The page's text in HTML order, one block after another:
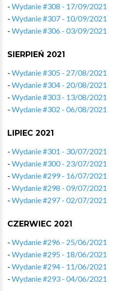
- Wydanie #308 - 17/09/2021
- Wydanie #307 - 10/09/2021
- Wydanie #306 - 03/09/2021
SIERPIEŃ 2021
- Wydanie #305 - 27/08/2021
- Wydanie #304 - 20/08/2021
- Wydanie #303 - 13/08/2021
- Wydanie #302 - 06/08/2021
LIPIEC 2021
- Wydanie #301 - 30/07/2021
- Wydanie #300 - 23/07/2021
- Wydanie #299 - 16/07/2021
- Wydanie #298 - 09/07/2021
- Wydanie #297 - 02/07/2021
CZERWIEC 2021
- Wydanie #296 - 25/06/2021
- Wydanie #295 - 18/06/2021
- Wydanie #294 - 11/06/2021
- Wydanie #293 - 04/06/2021